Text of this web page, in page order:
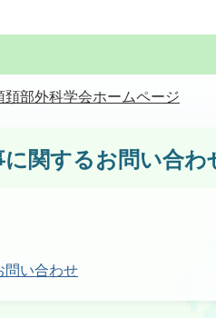
部外科学会ホームページ
に関するお問い合わ
問い合わせ